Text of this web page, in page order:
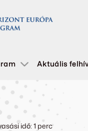
Aktuális
idő: 1 perc